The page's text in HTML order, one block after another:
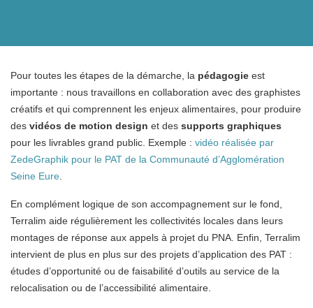
Pour toutes les étapes de la démarche, la pédagogie est
importante : nous travaillons en collaboration avec des graphistes
créatifs et qui comprennent les enjeux alimentaires, pour produire
des vidéos de motion design et des supports graphiques
pour les livrables grand public. Exemple : vidéo réalisée par
ZedeGraphik pour le PAT de la Communauté d’Agglomération
Seine Eure
En complément logique de son accompagnement sur le fond,
Terralim aide régulièrement les collectivités locales dans leurs
montages de réponse aux appels à projet du PNA. Enfin, Terralim
intervient de plus en plus sur des projets d’application des PAT :
études d’opportunité ou de faisabilité d’outils au service de la
relocalisation ou de l’accessibilité alimentaire.